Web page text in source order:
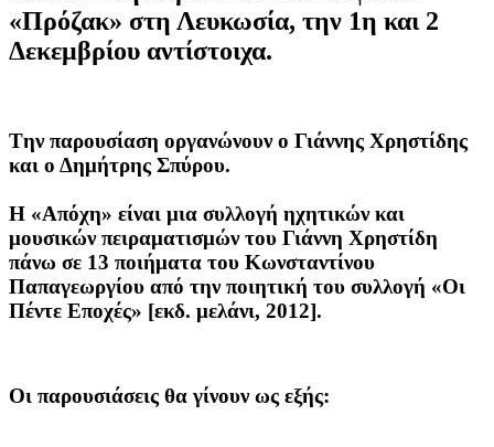
«Πρόζακ» στη Λευκωσία, την 1η και 2
Δεκεμβρίου αντίστοιχα.
Tην παρουσίαση οργανώνουν ο Γιάννης Χρηστίδης
και ο Δημήτρης Σπύρου.
Η «Απόχη» είναι μια συλλογή ηχητικών και
μουσικών πειραματισμών του Γιάννη Χρηστίδη
πάνω σε 13 ποιήματα του Κωνσταντίνου
Παπαγεωργίου από την ποιητική του συλλογή «Οι
Πέντε Εποχές» [εκδ. μελάνι, 2012].
Οι παρουσιάσεις θα γίνουν ως εξής: